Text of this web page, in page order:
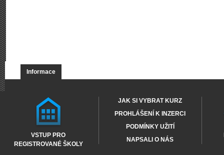
Informace
VSTUP PRO
REGISTROVANÉ ŠKOLY
JAK SI VYBRAT KURZ
PROHLÁŠENÍ K INZERCI
PODMÍNKY UŽITÍ
NAPSALI O NÁS